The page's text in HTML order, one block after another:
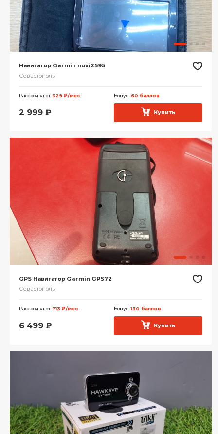
Навигатор Garmin nuvi2595
Севастополь
Рассрочка от 329 ₽/мес. Бонус: 60 баллов
2 999 ₽ Купить
GPS Навигатор Garmin GPS72
Севастополь
Рассрочка от 713 ₽/мес. Бонус:130 баллов
6 499 ₽ Купить